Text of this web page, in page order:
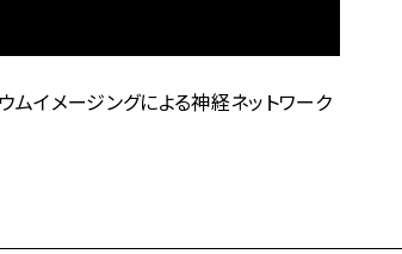
イメージングによる神経ネットワーク